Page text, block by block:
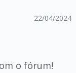
22/04/2024
o fórum!